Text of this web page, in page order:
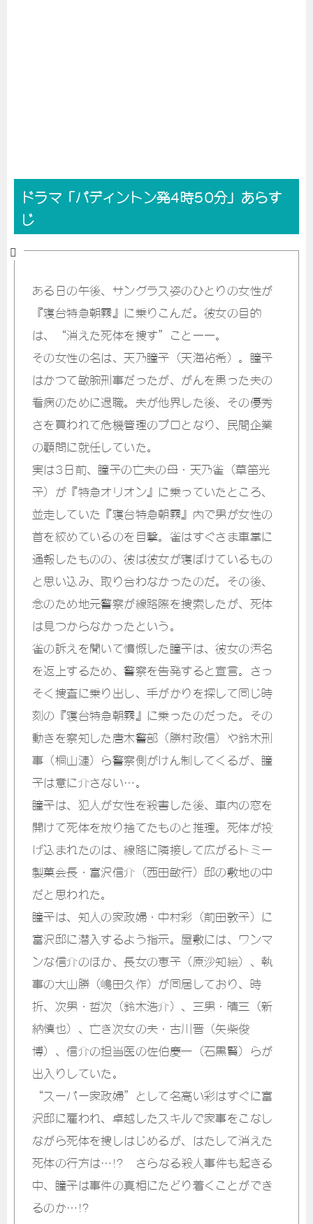
ドラマ「パディントン発4時50分」あらす
じ
ある日の午後、サングラス姿のひとりの女性が
『寝台特急朝霧』に乗りこんだ。彼女の目的
は、“消えた死体を捜す”こと――。
その女性の名は、天乃瞳子（天海祐希）。瞳子
はかつて敏腕刑事だったが、がんを患った夫の
看病のために退職。夫が他界した後、その優秀
さを買われて危機管理のプロとなり、民間企業
の顧問に就任していた。
実は3日前、瞳子の亡夫の母・天乃雀（草笛光
子）が『特急オリオン』に乗っていたところ、
並走していた『寝台特急朝霧』内で男が女性の
首を絞めているのを目撃。雀はすぐさま車掌に
通報したものの、彼は彼女が寝ぼけているもの
と思い込み、取り合わなかったのだ。その後、
念のため地元警察が線路際を捜索したが、死体
は見つからなかったという。
雀の訴えを聞いて憤慨した瞳子は、彼女の汚名
を返上するため、警察を告発すると宣言。さっ
そく捜査に乗り出し、手がかりを探して同じ時
刻の『寝台特急朝霧』に乗ったのだった。その
動きを察知した唐木警部（勝村政信）や鈴木刑
事（桐山漣）ら警察側がけん制してくるが、瞳
子は意に介さない…。
瞳子は、犯人が女性を殺害した後、車内の窓を
開けて死体を放り捨てたものと推理。死体が投
げ込まれたのは、線路に隣接して広がるトミー
製菓会長・富沢信介（西田敏行）邸の敷地の中
だと思われた。
瞳子は、知人の家政婦・中村彩（前田敦子）に
富沢邸に潜入するよう指示。屋敷には、ワンマ
ンな信介のほか、長女の恵子（原沙知絵）、執
事の大山勝（嶋田久作）が同居しており、時
折、次男・哲次（鈴木浩介）、三男・晴三（新
納慎也）、亡き次女の夫・古川晋（矢柴俊
博）、信介の担当医の佐伯慶一（石黒賢）らが
出入りしていた。
“スーパー家政婦”として名高い彩はすぐに富
沢邸に雇われ、卓越したスキルで家事をこなし
ながら死体を捜しはじめるが、はたして消えた
死体の行方は…!? さらなる殺人事件も起きる
中、瞳子は事件の真相にたどり着くことができ
るのか…!?